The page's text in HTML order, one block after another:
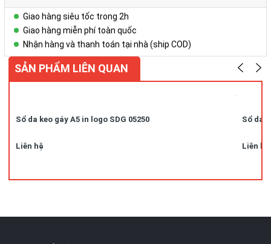
Giao hàng siêu tốc trong 2h
Giao hàng miễn phí toàn quốc
Nhận hàng và thanh toán tại nhà (ship COD)
SẢN PHẨM LIÊN QUAN
Sổ da keo gáy A5 in logo SDG 05250
Liên hệ
Sổ da
Liên hệ